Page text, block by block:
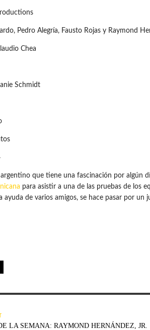
Pedro Alegría, Fausto Rojas y Raymond
Chea
Schmidt
que tiene una fascinación por algún
para asistir a una de las pruebas de los
ayuda de varios amigos, se hace pasar por
LA SEMANA: RAYMOND HERNÁNDEZ, JR.